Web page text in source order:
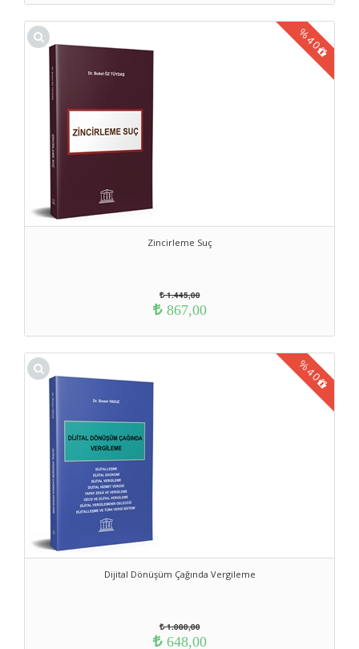
Zincirleme Suç
%40
1.445,00
867,00
Dijital Dönüşüm Çağında Vergileme
%40
1.080,00
648,00